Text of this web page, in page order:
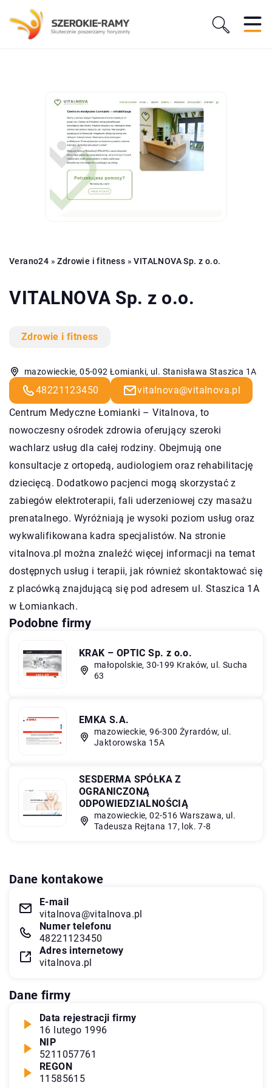
Verano24 »Zdrowie i fitness »VITALNOVA Sp. z o.o.
VITALNOVA Sp. z o.o.
Zdrowie i fitness
mazowieckie, 05-092 Łomianki, ul. Stanisława Staszica 1A
48221123450
vitalnova@vitalnova.pl
Centrum Medyczne Łomianki –Vitalnova, to
nowoczesny ośrodek zdrowia oferujący szeroki
wachlarz usług dla całej rodziny. Obejmują one
konsultacje z ortopedą, audiologiem oraz rehabilitację
dziecięcą. Dodatkowo pacjenci mogą skorzystać z
zabiegów elektroterapii, fali uderzeniowej czy masażu
prenatalnego. Wyróżniają je wysoki poziom usług oraz
wykwalifikowana kadra specjalistów. Na stronie
vitalnova.pl można znaleźć więcej informacji na temat
dostępnych usług i terapii, jak również skontaktować się
z placówką znajdującą się pod adresem ul. Staszica 1A
w Łomiankach.
Podobne firmy
KRAK – OPTIC Sp. z o.o.
małopolskie, 30-199 Kraków, ul. Sucha
63
EMKA S.A.
mazowieckie, 96-300 Żyrardów, ul.
Jaktorowska 15A
SESDERMA SPÓŁKA Z
OGRANICZONĄ
ODPOWIEDZIALNOŚCIĄ
mazowieckie, 02-516 Warszawa, ul.
Tadeusza Rejtana 17, lok. 7-8
Dane kontakowe
E-mail
vitalnova@vitalnova.pl
Numer telefonu
48221123450
Adres internetowy
vitalnova.pl
Dane firmy
Data rejestracji firmy
16 lutego 1996
NIP
5211057761
REGON
11585615